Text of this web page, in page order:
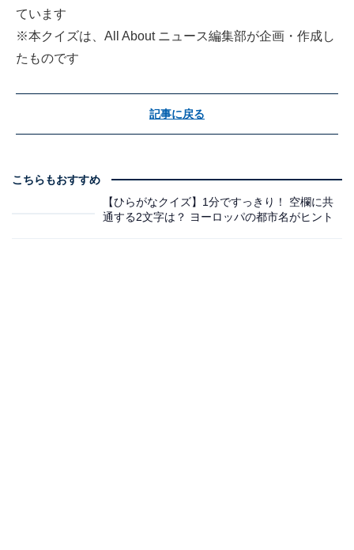
ています
※本クイズは、All About ニュース編集部が企画・作成し
たものです
記事に戻る
こちらもおすすめ
【ひらがなクイズ】1分ですっきり！ 空欄に共
通する2文字は？ ヨーロッパの都市名がヒント